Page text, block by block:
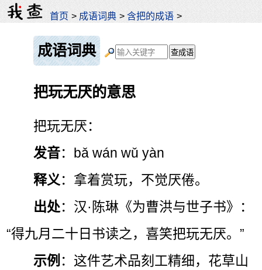
首页 > 成语词典 >含把的成语 >
成语词典
把玩无厌的意思
把玩无厌：
发音：bǎ wán wǔ yàn
释义 ：拿着赏玩，不觉厌倦。
出处：汉·陈琳《为曹洪与世子书》：
“得九月二十日书读之，喜笑把玩无厌。”
示例 ：这件艺术品刻工精细，花草山